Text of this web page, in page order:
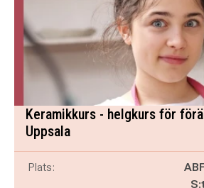
Keramikkurs - helgkurs för
Uppsala
Plats: